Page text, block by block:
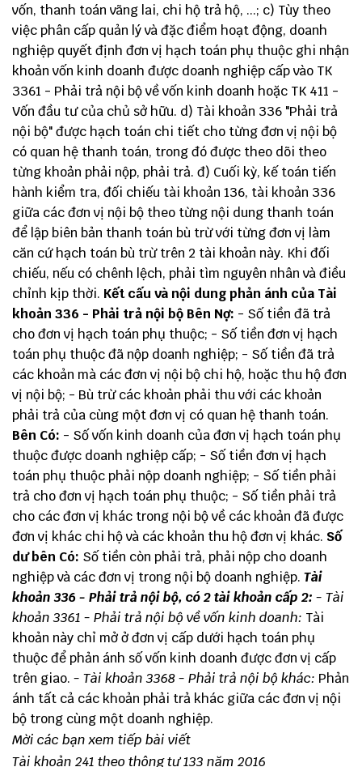
vốn, thanh toán vãng lai, chi hộ trả hộ, ...; c) Tùy theo
việc phân cấp quản lý và đặc điểm hoạt động, doanh
nghiệp quyết định đơn vị hạch toán phụ thuộc ghi nhận
khoản vốn kinh doanh được doanh nghiệp cấp vào TK
3361 - Phải trả nội bộ về vốn kinh doanh hoặc TK 411 -
Vốn đầu tư của chủ sở hữu. d) Tài khoản 336 "Phải trả
nội bộ" được hạch toán chi tiết cho từng đơn vị nội bộ
có quan hệ thanh toán, trong đó được theo dõi theo
từng khoản phải nộp, phải trả. đ) Cuối kỳ, kế toán tiến
hành kiểm tra, đối chiếu tài khoản 136, tài khoản 336
giữa các đơn vị nội bộ theo từng nội dung thanh toán
để lập biên bản thanh toán bù trừ với từng đơn vị làm
căn cứ hạch toán bù trừ trên 2 tài khoản này. Khi đối
chiếu, nếu có chênh lệch, phải tìm nguyên nhân và điều
chỉnh kịp thời. Kết cấu và nội dung phản ánh của Tài
khoản 336 - Phải trả nội bộ Bên Nợ: - Số tiền đã trả
cho đơn vị hạch toán phụ thuộc; - Số tiền đơn vị hạch
toán phụ thuộc đã nộp doanh nghiệp; - Số tiền đã trả
các khoản mà các đơn vị nội bộ chi hộ, hoặc thu hộ đơn
vị nội bộ; - Bù trừ các khoản phải thu với các khoản
phải trả của cùng một đơn vị có quan hệ thanh toán.
Bên Có: - Số vốn kinh doanh của đơn vị hạch toán phụ
thuộc được doanh nghiệp cấp; - Số tiền đơn vị hạch
toán phụ thuộc phải nộp doanh nghiệp; - Số tiền phải
trả cho đơn vị hạch toán phụ thuộc; - Số tiền phải trả
cho các đơn vị khác trong nội bộ về các khoản đã được
đơn vị khác chi hộ và các khoản thu hộ đơn vị khác. Số
dư bên Có: Số tiền còn phải trả, phải nộp cho doanh
nghiệp và các đơn vị trong nội bộ doanh nghiệp. Tài
khoản 336 - Phải trả nội bộ, có 2 tài khoản cấp 2: - Tài
khoản 3361 - Phải trả nội bộ về vốn kinh doanh: Tài
khoản này chỉ mở ở đơn vị cấp dưới hạch toán phụ
thuộc để phản ánh số vốn kinh doanh được đơn vị cấp
trên giao. - Tài khoản 3368 - Phải trả nội bộ khác: Phản
ánh tất cả các khoản phải trả khác giữa các đơn vị nội
bộ trong cùng một doanh nghiệp.
Mời các bạn xem tiếp bài viết
Tài khoản 241 theo thông tư 133 năm 2016